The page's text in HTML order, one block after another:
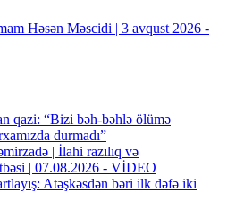
Həsən Məscidi | 3 avqust 2026 -
qazi: “Bizi bəh-bəhlə ölümə
durmadı”
| İlahi razılıq və
| 07.08.2026 - VİDEO
Atəşkəsdən bəri ilk dəfə iki